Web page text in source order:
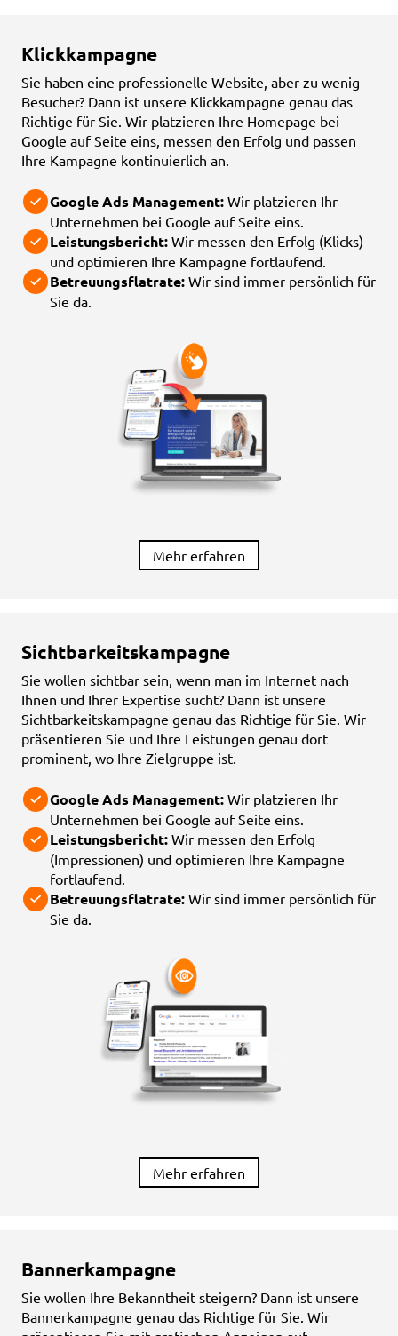
Klickkampagne
Sie haben eine professionelle Website, aber zu wenig
Besucher? Dann ist unsere Klickkampagne genau das
Richtige für Sie. Wir platzieren Ihre Homepage bei
Google auf Seite eins, messen den Erfolg und passen
Ihre Kampagne kontinuierlich an.
Google Ads Management: Wir platzieren Ihr
Unternehmen bei Google auf Seite eins.
Leistungsbericht: Wir messen den Erfolg (Klicks)
und optimieren Ihre Kampagne fortlaufend.
Betreuungsflatrate: Wir sind immer persönlich für
Sie da.
Mehr erfahren
Sichtbarkeitskampagne
Sie wollen sichtbar sein, wenn man im Internet nach
Ihnen und Ihrer Expertise sucht? Dann ist unsere
Sichtbarkeitskampagne genau das Richtige für Sie. Wir
präsentieren Sie und Ihre Leistungen genau dort
prominent, wo Ihre Zielgruppe ist.
Google Ads Management: Wir platzieren Ihr
Unternehmen bei Google auf Seite eins.
Leistungsbericht: Wir messen den Erfolg
(Impressionen) und optimieren Ihre Kampagne
fortlaufend.
Betreuungsflatrate: Wir sind immer persönlich für
Sie da.
Mehr erfahren
Bannerkampagne
Sie wollen Ihre Bekanntheit steigern? Dann ist unsere
Bannerkampagne genau das Richtige für Sie. Wir